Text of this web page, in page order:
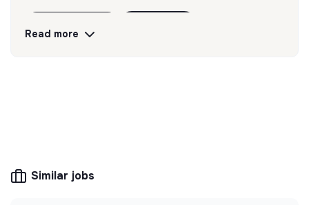
Read more
Similar jobs